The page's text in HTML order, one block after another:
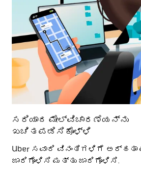
ಸರಿಯಾದ ಮೇಲ್ವಿಚಾರಣೆಯನ್ನು
ಖಚಿತಪಡಿಸಿಕೊಳ್ಳಿ
Uber ಸವಾರಿ ವಿನಂತಿಗಳಿಗೆ ಅರ್ಹತಾ
ಜಾರಿಗೊಳಿಸಿ ಮತ್ತು ಜಾರಿಗೊಳಿಸಿ.